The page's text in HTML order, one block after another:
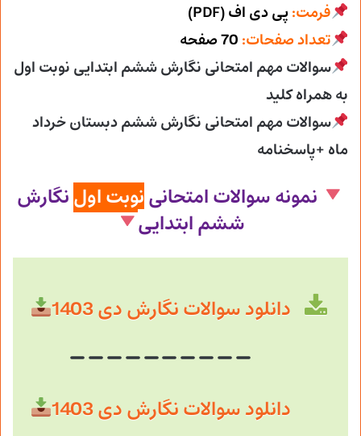
فرمت: پی دی اف (PDF)
تعداد صفحات: 70 صفحه
سوالات مهم امتحانی نگارش ششم ابتدایی نوبت اول
به همراه کلید
سوالات مهم امتحانی نگارش ششم دبستان خرداد
ماه +پاسخنامه
نمونه سوالات امتحانینوبت اولنگارش
ششم ابتدایی
دانلود سوالات نگارش دی 1403
دانلود سوالات نگارش دی 1403